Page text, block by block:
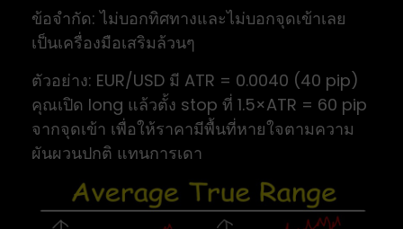
ข้อจำกัด: ไม่บอกทิศทางและไม่บอกจุดเข้าเลย
เป็นเครื่องมือเสริมล้วนๆ
ตัวอย่าง: EUR/USD มี ATR = 0.0040 (40 pip)
คุณเปิด long แล้วตั้ง stop ที่ 1.5×ATR = 60 pip
จากจุดเข้า เพื่อให้ราคามีพื้นที่หายใจตามความ
ผันผวนปกติ แทนการเดา